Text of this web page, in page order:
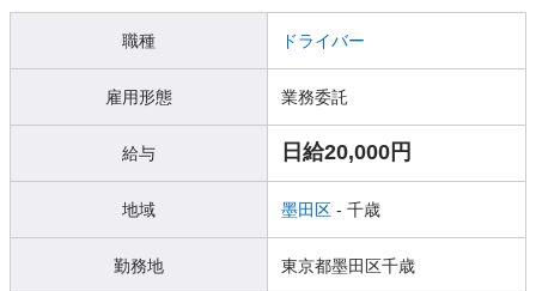
職種 ドライバー
雇用形態 業務委託
給与 日給20,000円
地域 墨田区 - 千歳
勤務地 東京都墨田区千歳